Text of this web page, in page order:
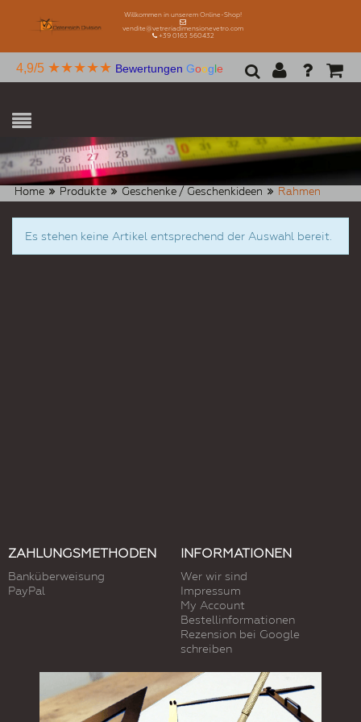
Willkommen in unserem Online-Shop!
vendite@vetreriadimensionevetro.com
+39 0163 560432
4,9/5 ★★★★★ Bewertungen Google
Home Produkte Geschenke / Geschenkideen Rahmen
Es stehen keine Artikel entsprechend der Auswahl bereit.
ZAHLUNGSMETHODEN
Banküberweisung
PayPal
INFORMATIONEN
Wer wir sind
Impressum
My Account
Bestellinformationen
Rezension bei Google
schreiben